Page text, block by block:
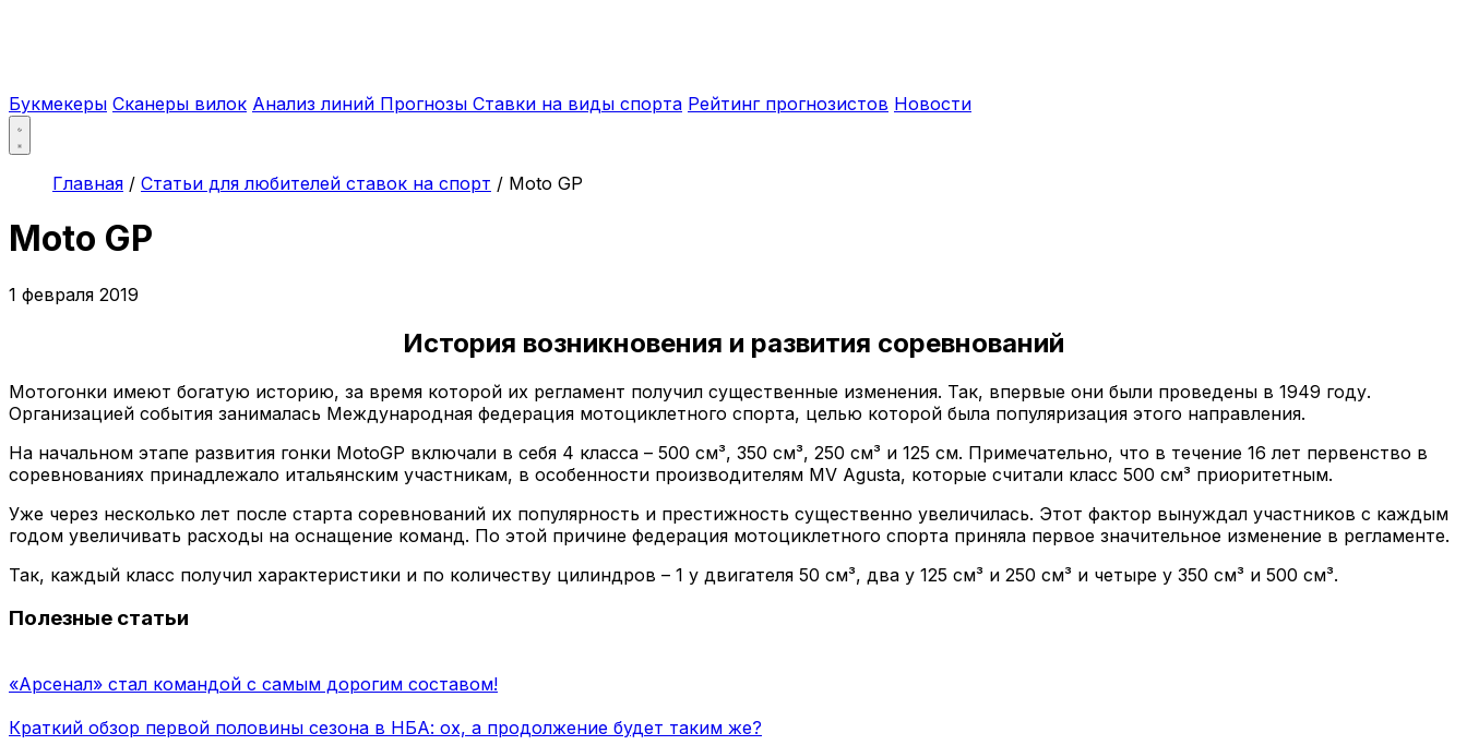
Букмекеры Сканеры вилок Анализ линий Прогнозы Ставки на виды спорта Рейтинг прогнозистов Новости
Главная / Статьи для любителей ставок на спорт / Moto GP
Moto GP
1 февраля 2019
История возникновения и развития соревнований
Мотогонки имеют богатую историю, за время которой их регламент получил существенные изменения. Так, впервые они были проведены в 1949 году.
Организацией события занималась Международная федерация мотоциклетного спорта, целью которой была популяризация этого направления.
На начальном этапе развития гонки MotoGP включали в себя 4 класса – 500 см³, 350 см³, 250 см³ и 125 см. Примечательно, что в течение 16 лет первенство в
соревнованиях принадлежало итальянским участникам, в особенности производителям MV Agusta, которые считали класс 500 см³ приоритетным.
Уже через несколько лет после старта соревнований их популярность и престижность существенно увеличилась. Этот фактор вынуждал участников с каждым
годом увеличивать расходы на оснащение команд. По этой причине федерация мотоциклетного спорта приняла первое значительное изменение в регламенте.
Так, каждый класс получил характеристики и по количеству цилиндров – 1 у двигателя 50 см³, два у 125 см³ и 250 см³ и четыре у 350 см³ и 500 см³.
Полезные статьи
«Арсенал» стал командой с самым дорогим составом!
Краткий обзор первой половины сезона в НБА: ох, а продолжение будет таким же?